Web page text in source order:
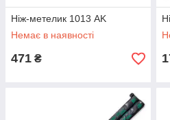
Ніж-метелик 1013 AK
Немає в наявності
471 ₴